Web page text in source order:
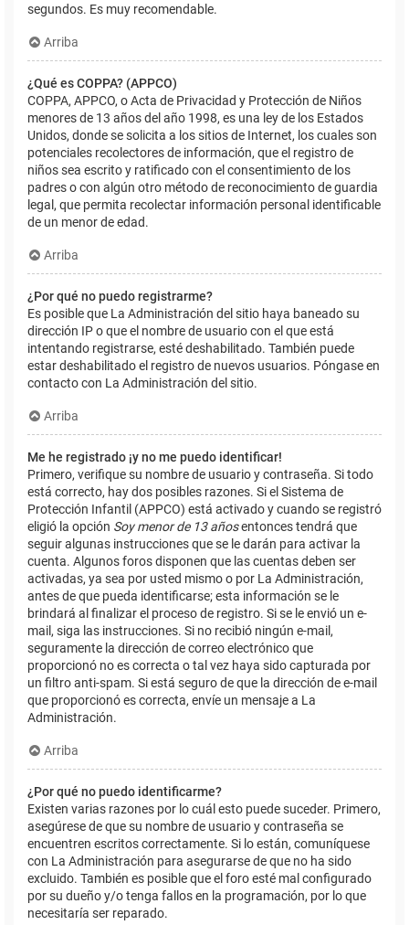
segundos. Es muy recomendable.
Arriba
¿Qué es COPPA? (APPCO)
COPPA, APPCO, o Acta de Privacidad y Protección de Niños
menores de 13 años del año 1998, es una ley de los Estados
Unidos, donde se solicita a los sitios de Internet, los cuales son
potenciales recolectores de información, que el registro de
niños sea escrito y ratificado con el consentimiento de los
padres o con algún otro método de reconocimiento de guardia
legal, que permita recolectar información personal identificable
de un menor de edad.
Arriba
¿Por qué no puedo registrarme?
Es posible que La Administración del sitio haya baneado su
dirección IP o que el nombre de usuario con el que está
intentando registrarse, esté deshabilitado. También puede
estar deshabilitado el registro de nuevos usuarios. Póngase en
contacto con La Administración del sitio.
Arriba
Me he registrado ¡y no me puedo identificar!
Primero, verifique su nombre de usuario y contraseña. Si todo
está correcto, hay dos posibles razones. Si el Sistema de
Protección Infantil (APPCO) está activado y cuando se registró
eligió la opción Soy menor de 13 añosentonces tendrá que
seguir algunas instrucciones que se le darán para activar la
cuenta. Algunos foros disponen que las cuentas deben ser
activadas, ya sea por usted mismo o por La Administración,
antes de que pueda identificarse; esta información se le
brindará al finalizar el proceso de registro. Si se le envió un e-
mail, siga las instrucciones. Si no recibió ningún e-mail,
seguramente la dirección de correo electrónico que
proporcionó no es correcta o tal vez haya sido capturada por
un filtro anti-spam. Si está seguro de que la dirección de e-mail
que proporcionó es correcta, envíe un mensaje a La
Administración.
Arriba
¿Por qué no puedo identificarme?
Existen varias razones por lo cuál esto puede suceder. Primero,
asegúrese de que su nombre de usuario y contraseña se
encuentren escritos correctamente. Si lo están, comuníquese
con La Administración para asegurarse de que no ha sido
excluido. También es posible que el foro esté mal configurado
por su dueño y/o tenga fallos en la programación, por lo que
necesitaría ser reparado.